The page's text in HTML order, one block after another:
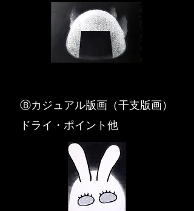
​Ⓑカジュアル版画（干支版画）
ドライ・ポイント他